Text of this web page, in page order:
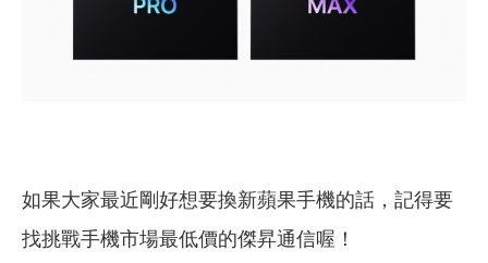
如果大家最近剛好想要換新蘋果手機的話，記得要
找挑戰手機市場最低價的傑昇通信喔！